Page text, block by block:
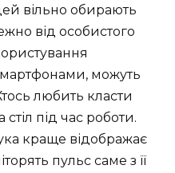
вільно обирають
від особистого
можуть
любить класти
під час роботи.
краще відображає
пульс саме з її